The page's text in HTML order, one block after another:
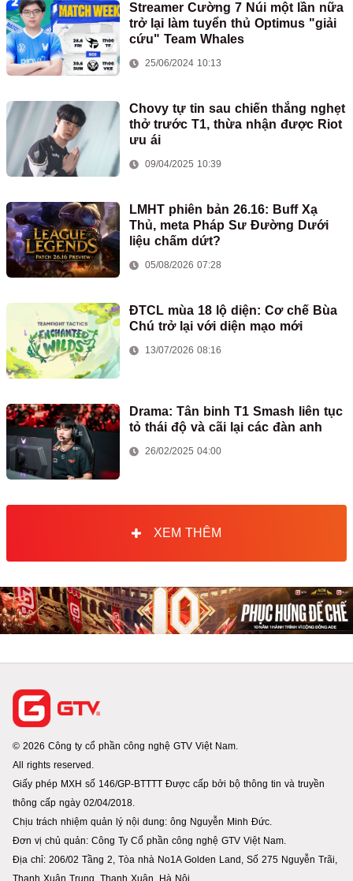
Streamer Cường 7 Núi một lần nữa
trở lại làm tuyển thủ Optimus "giải
cứu" Team Whales
25/06/2024 10:13
Chovy tự tin sau chiến thắng nghẹt
thở trước T1, thừa nhận được Riot
ưu ái
09/04/2025 10:39
LMHT phiên bản 26.16: Buff Xạ
Thủ, meta Pháp Sư Đường Dưới
liệu chấm dứt?
05/08/2026 07:28
ĐTCL mùa 18 lộ diện: Cơ chế Bùa
Chú trở lại với diện mạo mới
13/07/2026 08:16
Drama: Tân binh T1 Smash liên tục
tỏ thái độ và cãi lại các đàn anh
26/02/2025 04:00
XEM THÊM
© 2026 Công ty cổ phần công nghệ GTV Việt Nam.
All rights reserved.
Giấy phép MXH số 146/GP-BTTTT Được cấp bởi bộ thông tin và truyền
thông cấp ngày 02/04/2018.
Chịu trách nhiệm quản lý nội dung: ông Nguyễn Minh Đức.
Đơn vị chủ quản: Công Ty Cổ phần công nghệ GTV Việt Nam.
Địa chỉ: 206/02 Tầng 2, Tòa nhà No1A Golden Land, Số 275 Nguyễn Trãi,